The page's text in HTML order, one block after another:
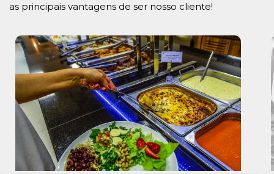
as principais vantagens de ser nosso cliente!